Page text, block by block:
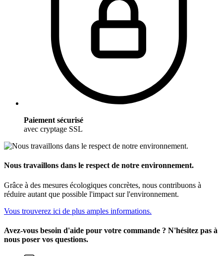
Paiement sécurisé
avec cryptage SSL
Nous travaillons dans le respect de notre environnement.
Grâce à des mesures écologiques concrètes, nous contribuons à
réduire autant que possible l'impact sur l'environnement.
Vous trouverez ici de plus amples informations.
Avez-vous besoin d'aide pour votre commande ? N'hésitez pas à
nous poser vos questions.